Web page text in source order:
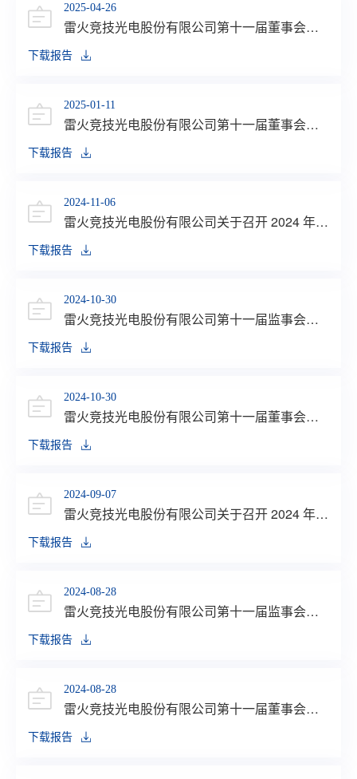
2025-04-26
雷火竞技光电股份有限公司第十一届董事会第
十九次会议决议公告
下载报告
2025-01-11
雷火竞技光电股份有限公司第十一届董事会第
十七次会议决议公告
下载报告
2024-11-06
雷火竞技光电股份有限公司关于召开 2024 年第
三季度业绩说明会的公告
下载报告
2024-10-30
雷火竞技光电股份有限公司第十一届监事会第
八次会议决议公告
下载报告
2024-10-30
雷火竞技光电股份有限公司第十一届董事会第
十四次会议决议公告
下载报告
2024-09-07
雷火竞技光电股份有限公司关于召开 2024 年半
年度业绩说明会的公告
下载报告
2024-08-28
雷火竞技光电股份有限公司第十一届监事会第
七次会议决议公告
下载报告
2024-08-28
雷火竞技光电股份有限公司第十一届董事会第
十二次会议决议公告
下载报告